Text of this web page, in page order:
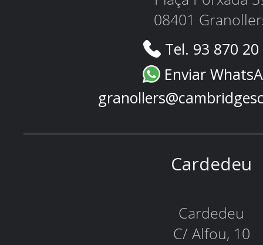
08401
Tel. 93 870
Enviar
Cardedeu
Cardedeu
C/ Alfou, 10